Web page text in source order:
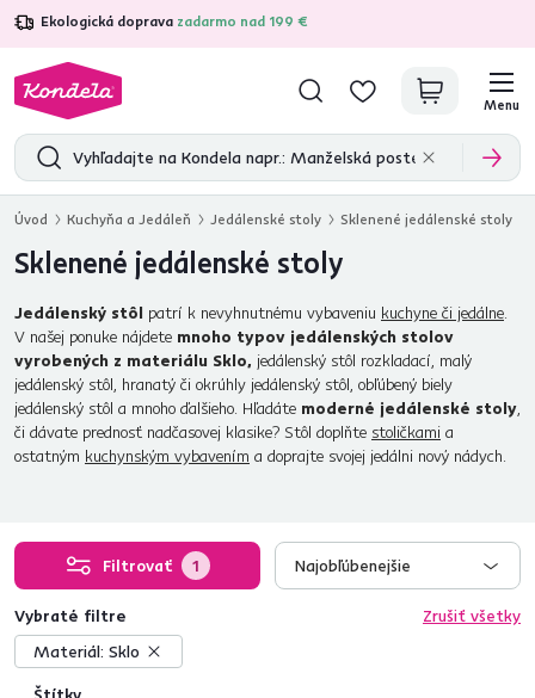
Ekologická doprava zadarmo nad 199 €
4,7 31 333overených produktových recenzií
Menu
Úvod Kuchyňa a Jedáleň Jedálenské stoly Sklenené jedálenské stoly
Sklenené jedálenské stoly
Jedálenský stôl patrí k nevyhnutnému vybaveniu kuchyne či jedálne.
V našej ponuke nájdete mnoho typov jedálenských stolov
vyrobených z materiálu Sklo, jedálenský stôl rozkladací, malý
jedálenský stôl, hranatý či okrúhly jedálenský stôl, obľúbený biely
jedálenský stôl a mnoho ďalšieho. Hľadáte moderné jedálenské stoly,
či dávate prednosť nadčasovej klasike? Stôl doplňte stoličkami a
ostatným kuchynským vybavením a doprajte svojej jedálni nový nádych.
Filtrovať 1 Najobľúbenejšie
Vybraté filtre
Zrušiť všetky
Materiál: Sklo